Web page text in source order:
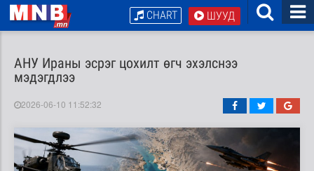
ШУУД
CHART
АНУ Ираны эсрэг цохилт өгч эхэлснээ
мэдэгдлээ
2026-06-10 11:52:32